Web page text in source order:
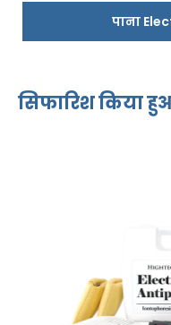
पाना
सिफारिश किया